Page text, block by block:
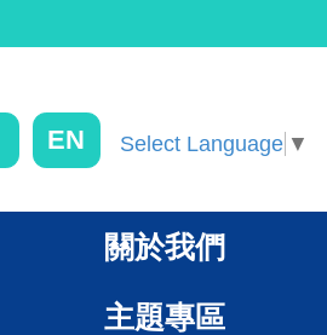
EN Select Language ▼
關於我們
主題專區